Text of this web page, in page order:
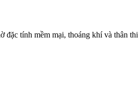
đặc tính mềm mại, thoáng khí và thân